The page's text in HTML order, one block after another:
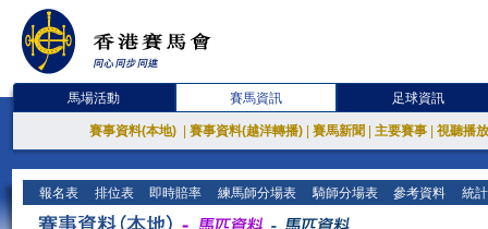
馬場活動 賽馬資訊 足球資訊
賽事資料(本地) 賽事資料(越洋轉播) 賽馬新聞 主要賽事 視聽播
報名表 排位表 即時賠率 練馬師分場表 騎師分場表 參考資料 統